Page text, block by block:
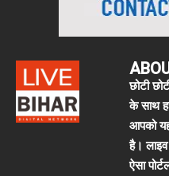
छोटी
के साथ
आपको
है। लाइव
ऐसा